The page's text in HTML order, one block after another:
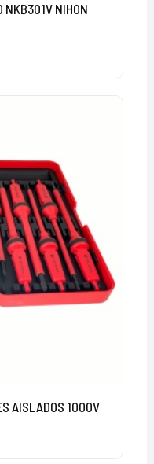
NKB301V NIHON
AISLADOS 1000V